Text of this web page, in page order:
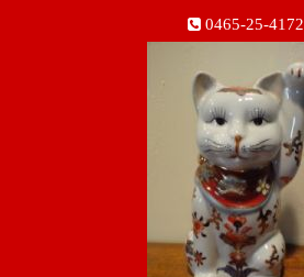
0465-25-4172